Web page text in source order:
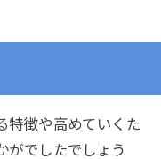
特徴や高めていくた
がでしたでしょう